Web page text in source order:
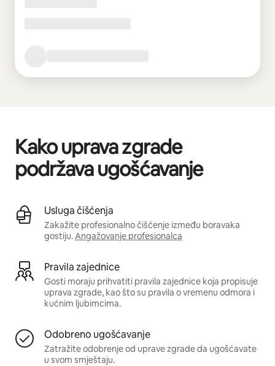
Kako uprava zgrade
podržava ugošćavanje
Usluga čišćenja
Zakažite profesionalno čišćenje između boravaka
gostiju.Angažovanje profesionalca
Pravila zajednice
Gosti moraju prihvatiti pravila zajednice koja propisuje
uprava zgrade, kao što su pravila o vremenu odmora i
kućnim ljubimcima.
Odobreno ugošćavanje
Zatražite odobrenje od uprave zgrade da ugošćavate
u svom smještaju.